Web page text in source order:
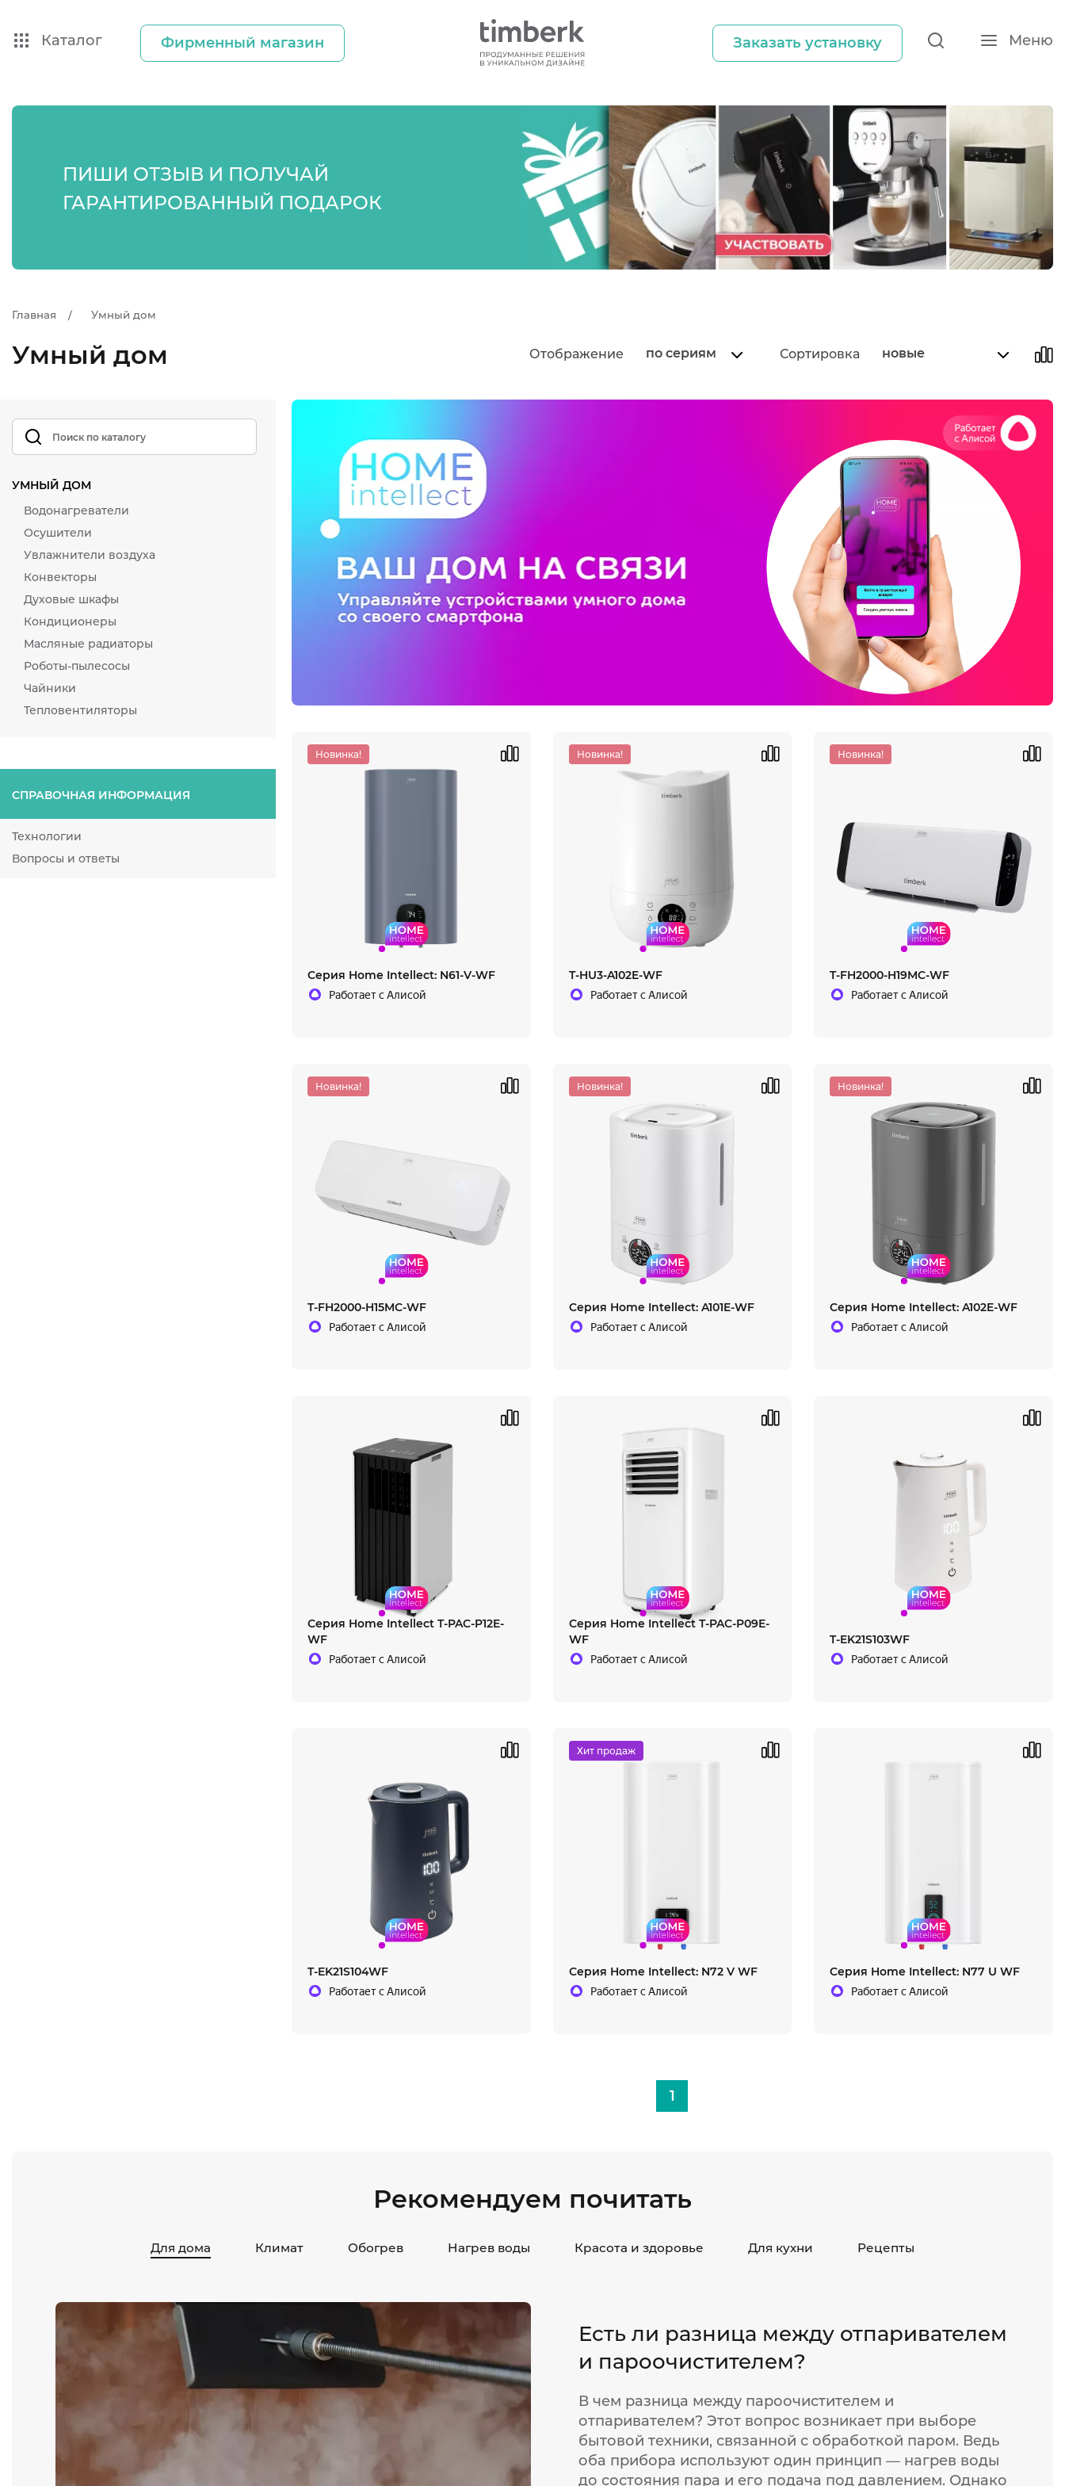
Каталог Фирменный магазин Заказать установку Меню
ПИШИ ОТЗЫВ И ПОЛУЧАЙ
ГАРАНТИРОВАННЫЙ ПОДАРОК
Главная Умный дом
Умный дом Отображение по сериям Сортировка новые
УМНЫЙ ДОМ
Водонагреватели
Осушители
Увлажнители воздуха
Конвекторы
Духовые шкафы
Кондиционеры
Масляные радиаторы
Роботы-пылесосы
Чайники
Тепловентиляторы
СПРАВОЧНАЯ ИНФОРМАЦИЯ
Технологии
Вопросы и ответы
Новинка!
Серия Home Intellect: N61-V-WF
Работает с Алисой
Новинка!
T-HU3-A102E-WF
Работает с Алисой
Новинка!
T-FH2000-H19MC-WF
Работает с Алисой
Новинка!
T-FH2000-H15MC-WF
Работает с Алисой
Новинка!
Cерия Home Intellect: A101E-WF
Работает с Алисой
Новинка!
Cерия Home Intellect: A102E-WF
Работает с Алисой
Серия Home Intellect T-PAC-P12E-
WF
Работает с Алисой
Серия Home Intellect T-PAC-P09E-
WF
Работает с Алисой
T-EK21S103WF
Работает с Алисой
T-EK21S104WF
Работает с Алисой
Хит продаж
Серия Home Intellect: N72 V WF
Работает с Алисой
Cерия Home Intellect: N77 U WF
Работает с Алисой
1
Рекомендуем почитать
Для дома Климат Обогрев Нагрев воды Красота и здоровье Для кухни Рецепты
Есть ли разница между отпаривателем
и пароочистителем?
В чем разница между пароочистителем и
отпаривателем? Этот вопрос возникает при выборе
бытовой техники, связанной с обработкой паром. Ведь
оба прибора используют один принцип — нагрев воды
до состояния пара и его подача под давлением. Однако